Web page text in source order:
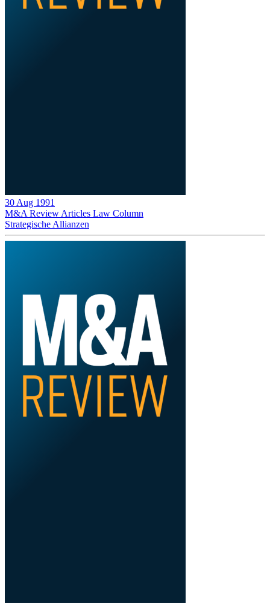
30 Aug 1991
M&A Review Articles Law Column
Strategische Allianzen